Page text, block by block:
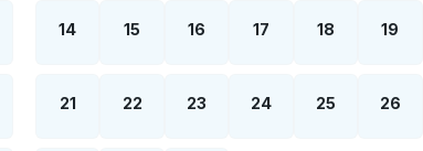
14 15 16 17 18 19
21 22 23 24 25 26